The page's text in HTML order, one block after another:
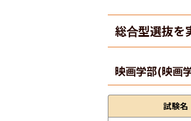
総合型選抜を
映画学部(映画
試験名